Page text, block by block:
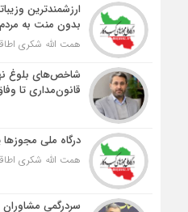
ارزشمندترین
بدون منت به مردم
همت الله شکری
شاخص‌های بلوغ
قانون‌مداری تا
درگاه ملی
همت الله شکری
سردرگمی مشاوران